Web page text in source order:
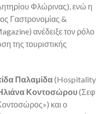
Φλώρινας), ενώ η
Γαστρονομίας &
ανέδειξε τον ρόλο
της τουριστικής
Παλαμίδα(Hospitality
Κοντοσώρου(Σεφ
και ο